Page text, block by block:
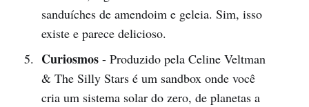
sanduíches de amendoim e geleia. Sim, isso
existe e parece delicioso.
Curiosmos- Produzido pela Celine Veltman
& The Silly Stars é um sandbox onde você
cria um sistema solar do zero, de planetas a